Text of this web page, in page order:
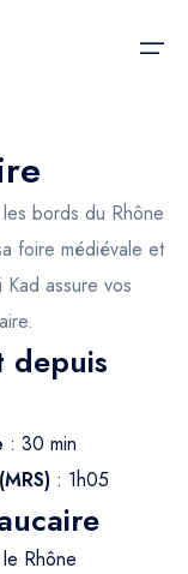
bords du Rhône
foire médiévale et
assure vos
depuis
: 30 min
: 1h05
Rhône